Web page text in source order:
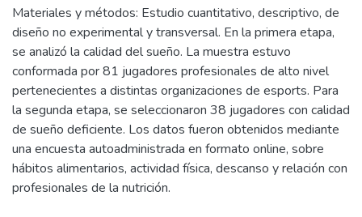
Materiales y métodos: Estudio cuantitativo, descriptivo, de
diseño no experimental y transversal. En la primera etapa,
se analizó la calidad del sueño. La muestra estuvo
conformada por 81 jugadores profesionales de alto nivel
pertenecientes a distintas organizaciones de esports. Para
la segunda etapa, se seleccionaron 38 jugadores con calidad
de sueño deficiente. Los datos fueron obtenidos mediante
una encuesta autoadministrada en formato online, sobre
hábitos alimentarios, actividad física, descanso y relación con